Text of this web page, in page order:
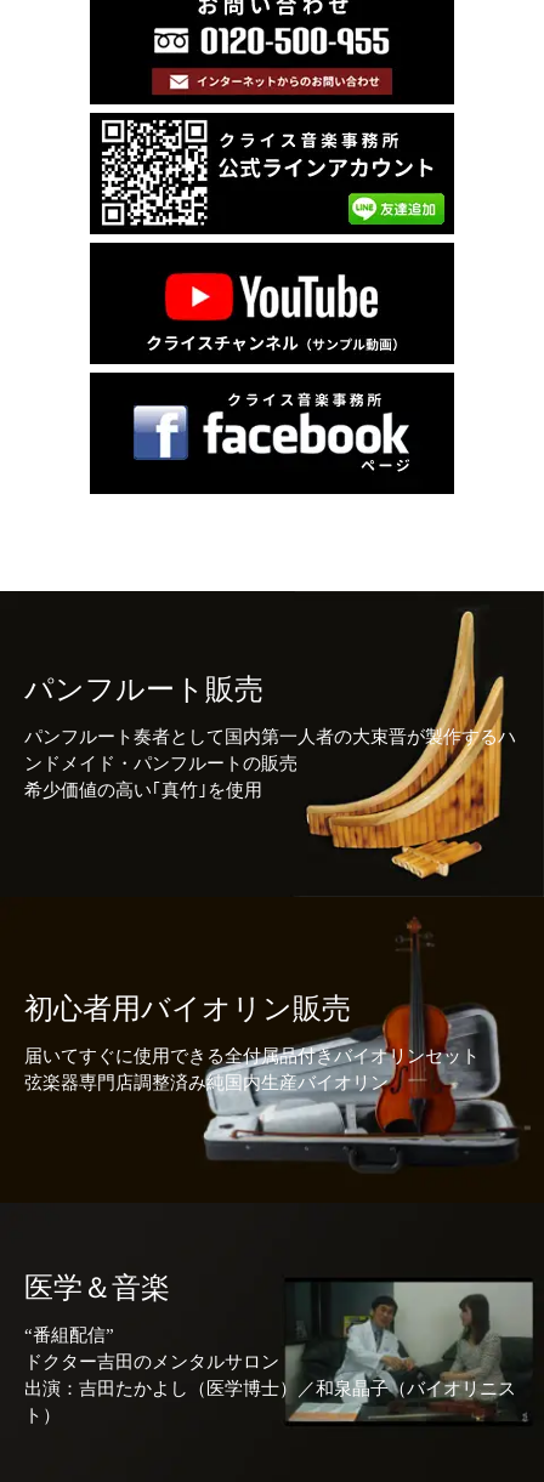
パンフルート販売
パンフルート奏者として国内第一人者の大束晋が製作するハ
ンドメイド・パンフルートの販売
希少価値の高い｢真竹｣を使用
初心者用バイオリン販売
届いてすぐに使用できる全付属品付きバイオリンセット
弦楽器専門店調整済み純国内生産バイオリン
医学＆音楽
“番組配信”
ドクター吉田のメンタルサロン
出演：吉田たかよし（医学博士）／和泉晶子（バイオリニス
ト）